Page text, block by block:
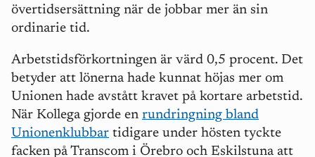
övertidsersättning när de jobbar mer än sin
ordinarie tid.
Arbetstidsförkortningen är värd 0,5 procent. Det
betyder att lönerna hade kunnat höjas mer om
Unionen hade avstått kravet på kortare arbetstid.
När Kollega gjorde en rundringning bland
Unionenklubbar tidigare under hösten tyckte
facken på Transcom i Örebro och Eskilstuna att